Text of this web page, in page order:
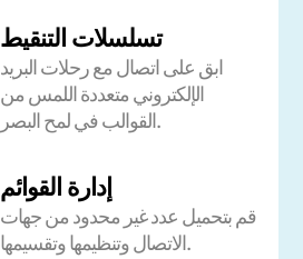
تسلسلات التنقيط
ابق على اتصال مع رحلات البريد
الإلكتروني متعددة اللمس من
القوالب في لمح البصر.
إدارة القوائم
قم بتحميل عدد غير محدود من جهات
الاتصال وتنظيمها وتقسيمها.